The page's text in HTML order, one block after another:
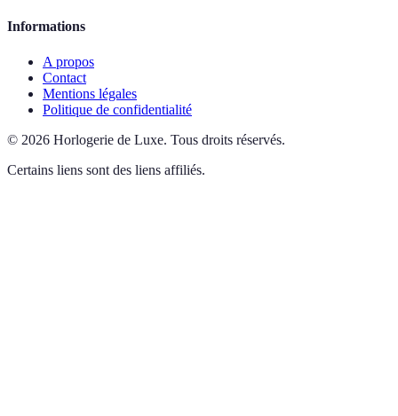
Informations
A propos
Contact
Mentions légales
Politique de confidentialité
© 2026 Horlogerie de Luxe. Tous droits réservés.
Certains liens sont des liens affiliés.